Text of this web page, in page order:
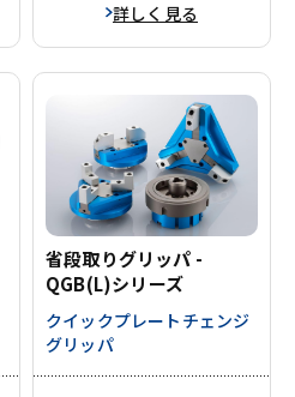
詳しく見る
省段取りグリッパ -
QGB(L)シリーズ
クイックプレートチェンジ
グリッパ